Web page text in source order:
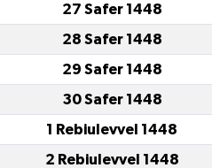
27 Safer 1448
28 Safer 1448
29 Safer 1448
30 Safer 1448
1 Rebiulevvel 1448
2 Rebiulevvel 1448